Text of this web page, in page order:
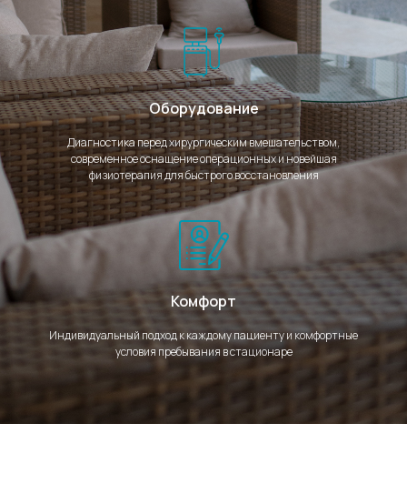
Оборудование
Диагностика перед хирургическим вмешательством,
современное оснащение операционных и новейшая
физиотерапия для быстрого восстановления
Комфорт
Индивидуальный подход к каждому пациенту и комфортные
условия пребывания в стационаре